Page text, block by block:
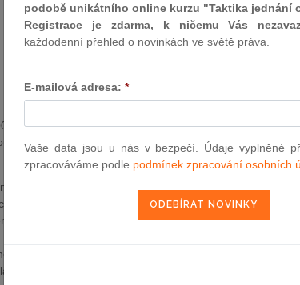
cz
Krajského soudu, Žalující
a pianin, hradecká společnost Petrof, ustál hrozbu
Králové v pondělí rozhodla, že k prohlášení konkursu,
International Corporation (GIC), není důvod.
Petrofu se návrhem na konkurs snažil domoci
z roku 1999. Uváděný dluh je ale podle
podobě unikátního online kurzu "Taktika jednání
Registrace je zdarma, k ničemu Vás
každodenní přehled o novinkách ve světě práva.
E-mailová adresa: *
Vaše data jsou u nás v bezpečí. Údaje vyplněné
zpracováváme podle podmínek zpracování osobních